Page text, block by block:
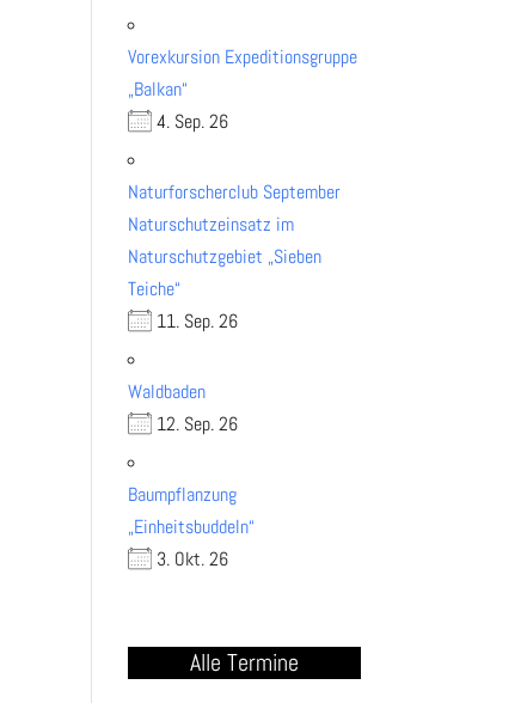
Vorexkursion Expeditionsgruppe
„Balkan“
4. Sep. 26
Naturforscherclub September
Naturschutzeinsatz im
Naturschutzgebiet „Sieben
Teiche“
11. Sep. 26
Waldbaden
12. Sep. 26
Baumpflanzung
„Einheitsbuddeln“
3. Okt. 26
Alle Termine